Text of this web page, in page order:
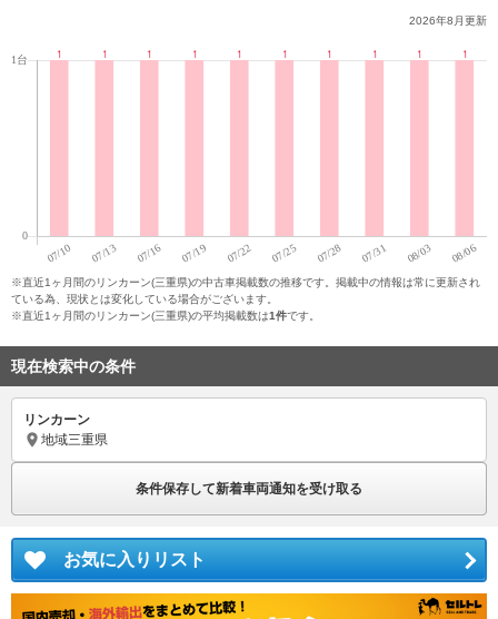
2026年8月更新
※直近1ヶ月間のリンカーン(三重県)の中古車掲載数の推移です。掲載中の情報は常に更新され
ている為、現状とは変化している場合がございます。
※直近1ヶ月間のリンカーン(三重県)の平均掲載数は1件です。
現在検索中の条件
リンカーン
地域三重県
条件保存して新着車両通知を受け取る
お気に入りリスト